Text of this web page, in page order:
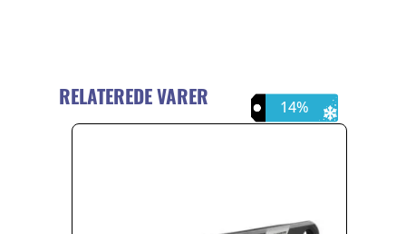
RELATEREDE VARER 35%
14%